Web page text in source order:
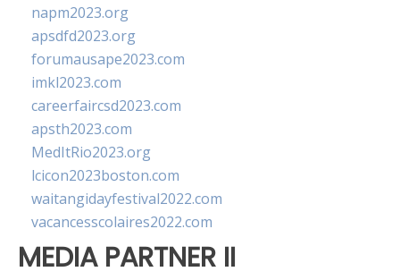
napm2023.org
apsdfd2023.org
forumausape2023.com
imkl2023.com
careerfaircsd2023.com
apsth2023.com
MedItRio2023.org
lcicon2023boston.com
waitangidayfestival2022.com
vacancesscolaires2022.com
MEDIA PARTNER II